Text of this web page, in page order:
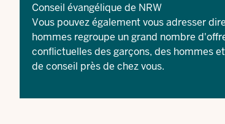
Conseil évangélique de NRW
Vous pouvez également vous adresser
hommes regroupe un grand nombre
conflictuelles des garçons, des hommes
de conseil près de chez vous.